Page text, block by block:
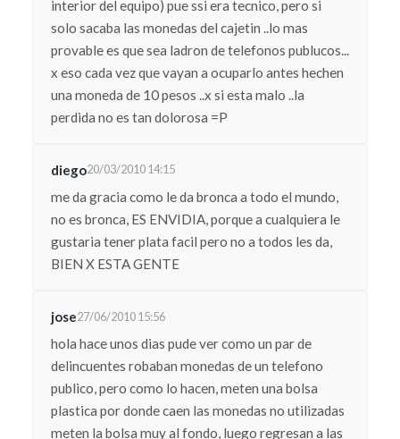
interior del equipo) pue ssi era tecnico, pero si
solo sacaba las monedas del cajetin ..lo mas
provable es que sea ladron de telefonos publucos...
x eso cada vez que vayan a ocuparlo antes hechen
una moneda de 10 pesos ..x si esta malo ..la
perdida no es tan dolorosa =P
diego20/03/2010 14:15
me da gracia como le da bronca a todo el mundo,
no es bronca, ES ENVIDIA, porque a cualquiera le
gustaria tener plata facil pero no a todos les da,
BIEN X ESTA GENTE
jose27/06/2010 15:56
hola hace unos dias pude ver como un par de
delincuentes robaban monedas de un telefono
publico, pero como lo hacen, meten una bolsa
plastica por donde caen las monedas no utilizadas
meten la bolsa muy al fondo, luego regresan a las